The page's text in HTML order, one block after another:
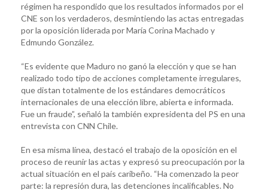
régimen ha respondido que los resultados informados por el
CNE son los verdaderos, desmintiendo las actas entregadas
por la oposición liderada por María Corina Machado y
Edmundo González.
“Es evidente que Maduro no ganó la elección y que se han
realizado todo tipo de acciones completamente irregulares,
que distan totalmente de los estándares democráticos
internacionales de una elección libre, abierta e informada.
Fue un fraude”, señaló la también expresidenta del PS en una
entrevista con CNN Chile.
En esa misma línea, destacó el trabajo de la oposición en el
proceso de reunir las actas y expresó su preocupación por la
actual situación en el país caribeño. “Ha comenzado la peor
parte: la represión dura, las detenciones incalificables. No